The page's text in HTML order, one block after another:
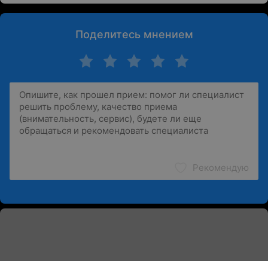
Поделитесь мнением
Рекомендую